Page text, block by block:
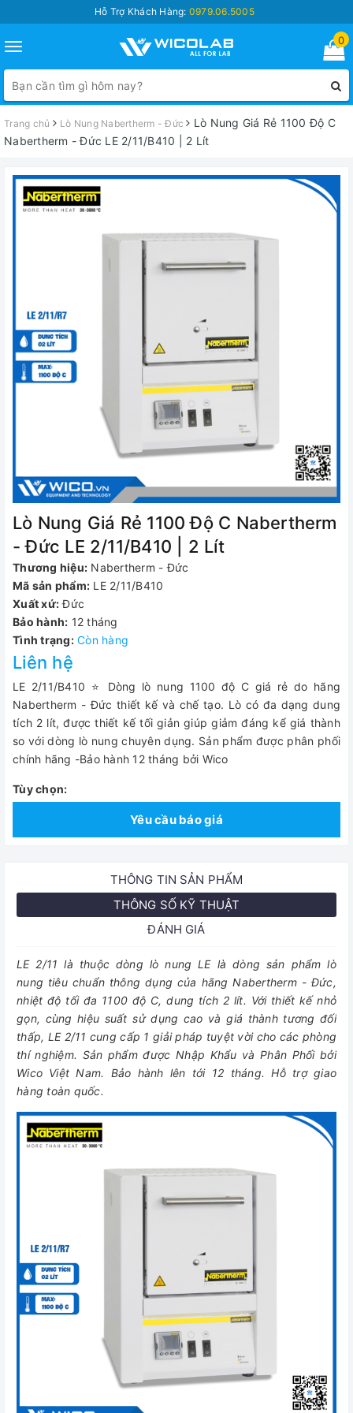
Hỗ Trợ Khách Hàng: 0979.06.5005
Toggle
navigation
0
Trang chủ Lò Nung Nabertherm - Đức
Lò Nung Giá Rẻ 1100 Độ C
Nabertherm - Đức LE 2/11/B410 | 2 Lít
Lò Nung Giá Rẻ 1100 Độ C Nabertherm
- Đức LE 2/11/B410 | 2 Lít
Thương hiệu: Nabertherm - Đức
Mã sản phẩm: LE 2/11/B410
Xuất xứ: Đức
Bảo hành: 12 tháng
Tình trạng: Còn hàng
Liên hệ
LE 2/11/B410 ⭐ Dòng lò nung 1100 độ C giá rẻ do hãng
Nabertherm - Đức thiết kế và chế tạo. Lò có đa dạng dung
tích 2 lít, được thiết kế tối giản giúp giảm đáng kể giá thành
so với dòng lò nung chuyên dụng. Sản phẩm được phân phối
chính hãng -Bảo hành 12 tháng bởi Wico
Tùy chọn:
Yêu cầu báo giá
THÔNG TIN SẢN PHẨM
THÔNG SỐ KỸ THUẬT
ĐÁNH GIÁ
LE 2/11 là thuộc dòng lò nung LE là dòng sản phẩm lò
nung tiêu chuẩn thông dụng của hãng Nabertherm - Đức,
nhiệt độ tối đa 1100 độ C, dung tích 2 lít. Với thiết kế nhỏ
gọn, cùng hiệu suất sử dụng cao và giá thành tương đối
thấp, LE 2/11 cung cấp 1 giải pháp tuyệt vời cho các phòng
thí nghiệm. Sản phẩm được Nhập Khẩu và Phân Phối bởi
Wico Việt Nam. Bảo hành lên tới 12 tháng. Hỗ trợ giao
hàng toàn quốc.